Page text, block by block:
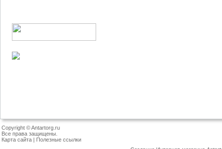
Copyright © Antartorg.ru
Все права защищены.
Карта сайта | Полезные ссылки